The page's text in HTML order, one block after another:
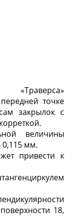
«Траверса»
точке
закрылок с
величины
мм.
привести к
18,